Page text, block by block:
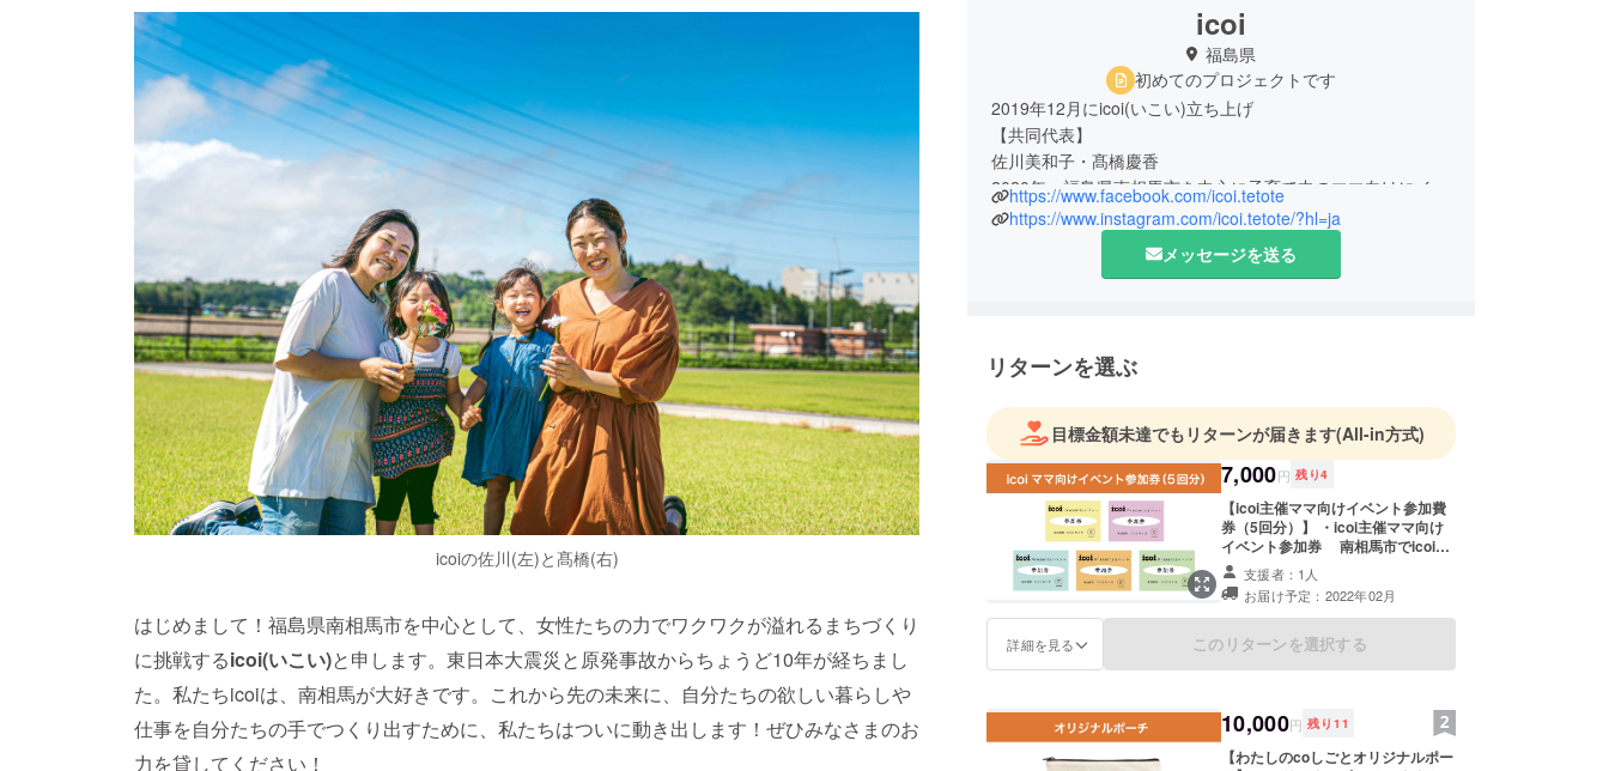
icoiの佐川(左)と髙橋(右)
はじめまして！福島県南相馬市を中心として、女性たちの力でワクワクが溢れるまちづくり
に挑戦するicoi(いこい)と申します。東日本大震災と原発事故からちょうど10年が経ちまし
た。私たちicoiは、南相馬が大好きです。これから先の未来に、自分たちの欲しい暮らしや
仕事を自分たちの手でつくり出すために、私たちはついに動き出します！ぜひみなさまのお
力を貸してください！
icoi
福島県
初めてのプロジェクトです
2019年12月にicoi(いこい)立ち上げ
【共同代表】
佐川美和子・髙橋慶香
2020年～福島県南相馬市を中心に子育て中のママ向けにイベ
ント開催
2021年12月から『わたしのcoしごと 福の島』講座を開催予
https://www.facebook.com/icoi.tetote
https://www.instagram.com/icoi.tetote/?hl=ja
メッセージを送る
リターンを選ぶ
目標金額未達でもリターンが届きます(All-in方式)
7,000円 残り4
【icoi主催ママ向けイベント参加費
券（5回分）】 ・icoi主催ママ向け
イベント参加券 南相馬市でicoiが
毎月開催しているママと子ども向け
のイベント(5回分)の参加チケットを
お渡しいたします。 icoi主催のイ
ベントで使用可能です。有効期限は
2023年2月までとなります。 ・オリ
ビニル サイズ：横約5.5cm×縦約
6cm 厚さ約0.2mm ※サイズは多少
の差異が生じる場合があります。 ・
支援者：1人
お届け予定：2022年02月
詳細を見る このリターンを選択する
10,000円 残り 11
【わたしのcoしごとオリジナルポー